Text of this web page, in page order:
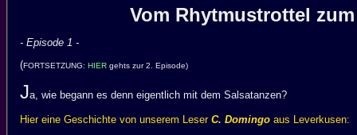
Vom Rhytmustrottel
- Episode 1 -
(FORTSETZUNG: HIER gehts zur 2. Episode)
Ja, wie begann es denn eigentlich mit dem Salsatanzen?
Hier eine Geschichte von unserem Leser C. Domingo aus Leverkusen: